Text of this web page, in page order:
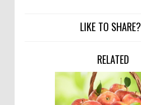
LIKE TO SHARE?
RELATED